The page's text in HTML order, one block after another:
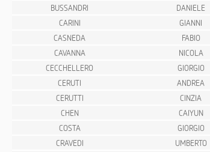
BUSSANDRI
DANIELE
CARINI
GIANNI
CASNEDA
FABIO
CAVANNA
NICOLA
CECCHELLERO
GIORGIO
CERUTI
ANDREA
CERUTTI
CINZIA
CHEN
CAIYUN
COSTA
GIORGIO
CRAVEDI
UMBERTO